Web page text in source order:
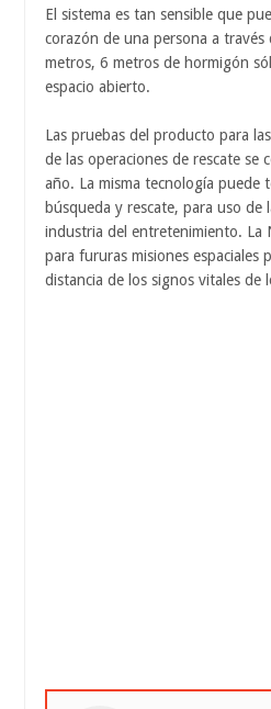
El sistema es tan sensible que
corazón de una persona a través
metros, 6 metros de hormigón
espacio abierto.
Las pruebas del producto para
de las operaciones de rescate se
año. La misma tecnología puede
búsqueda y rescate, para uso de
industria del entretenimiento. La
para fururas misiones espaciales
distancia de los signos vitales de